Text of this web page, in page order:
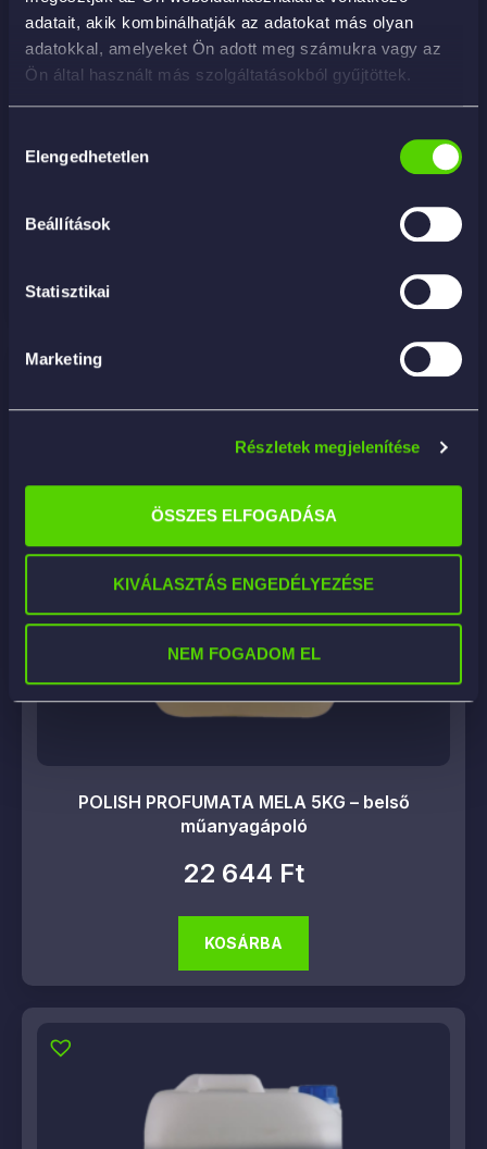
adatait, akik kombinálhatják az adatokat más olyan
adatokkal, amelyeket Ön adott meg számukra vagy az
Ön által használt más szolgáltatásokból gyűjtöttek.
kiválasztása
Elengedhetetlen
Beállítások
Statisztikai
Marketing
Részletek megjelenítése
ÖSSZES ELFOGADÁSA
KIVÁLASZTÁS ENGEDÉLYEZÉSE
NEM FOGADOM EL
POLISH PROFUMATA MELA 5KG – belső
műanyagápoló
22 644 Ft
KOSÁRBA